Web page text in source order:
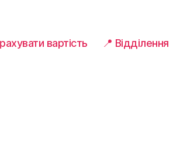
вартість 📍 Відділення